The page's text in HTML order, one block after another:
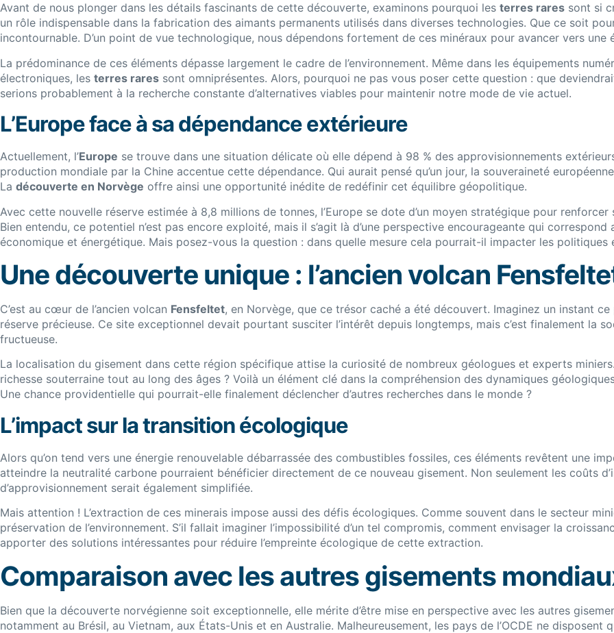
Avant de nous plonger dans les détails fascinants de cette découverte, examinons pourquoi les terres rares sont si
un rôle indispensable dans la fabrication des aimants permanents utilisés dans diverses technologies. Que ce soit
incontournable. D’un point de vue technologique, nous dépendons fortement de ces minéraux pour avancer vers une
La prédominance de ces éléments dépasse largement le cadre de l’environnement. Même dans les équipements
électroniques, les terres rares sont omniprésentes. Alors, pourquoi ne pas vous poser cette question : que
serions probablement à la recherche constante d’alternatives viables pour maintenir notre mode de vie actuel.
L’Europe face à sa dépendance extérieure
Actuellement, l’Europe se trouve dans une situation délicate où elle dépend à 98 % des approvisionnements
production mondiale par la Chine accentue cette dépendance. Qui aurait pensé qu’un jour, la souveraineté
La découverte en Norvège offre ainsi une opportunité inédite de redéfinir cet équilibre géopolitique.
Avec cette nouvelle réserve estimée à 8,8 millions de tonnes, l’Europe se dote d’un moyen stratégique pour
Bien entendu, ce potentiel n’est pas encore exploité, mais il s’agit là d’une perspective encourageante qui
économique et énergétique. Mais posez-vous la question : dans quelle mesure cela pourrait-il impacter les politiques
Une découverte unique : l’ancien volcan
C’est au cœur de l’ancien volcan Fensfeltet, en Norvège, que ce trésor caché a été découvert. Imaginez un instant
réserve précieuse. Ce site exceptionnel devait pourtant susciter l’intérêt depuis longtemps, mais c’est finalement la
fructueuse.
La localisation du gisement dans cette région spécifique attise la curiosité de nombreux géologues et experts
richesse souterraine tout au long des âges ? Voilà un élément clé dans la compréhension des dynamiques
Une chance providentielle qui pourrait-elle finalement déclencher d’autres recherches dans le monde ?
L’impact sur la transition écologique
Alors qu’on tend vers une énergie renouvelable débarrassée des combustibles fossiles, ces éléments revêtent une
atteindre la neutralité carbone pourraient bénéficier directement de ce nouveau gisement. Non seulement les coûts
d’approvisionnement serait également simplifiée.
Mais attention ! L’extraction de ces minerais impose aussi des défis écologiques. Comme souvent dans le secteur
préservation de l’environnement. S’il fallait imaginer l’impossibilité d’un tel compromis, comment envisager la
apporter des solutions intéressantes pour réduire l’empreinte écologique de cette extraction.
Comparaison avec les autres gisements
Bien que la découverte norvégienne soit exceptionnelle, elle mérite d’être mise en perspective avec les autres
notamment au Brésil, au Vietnam, aux États-Unis et en Australie. Malheureusement, les pays de l’OCDE ne disposent